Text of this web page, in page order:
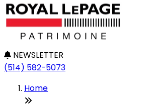
NEWSLETTER
(514) 582-5073
Home